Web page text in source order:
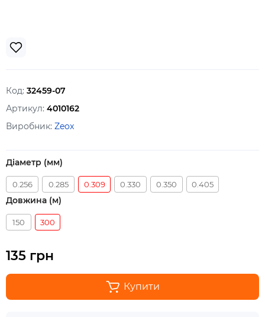
Код: 32459-07
Артикул: 4010162
Виробник: Zeox
Діаметр (мм)
0.256 0.285 0.309 0.330 0.350 0.405
Довжина (м)
150 300
135 грн
Купити